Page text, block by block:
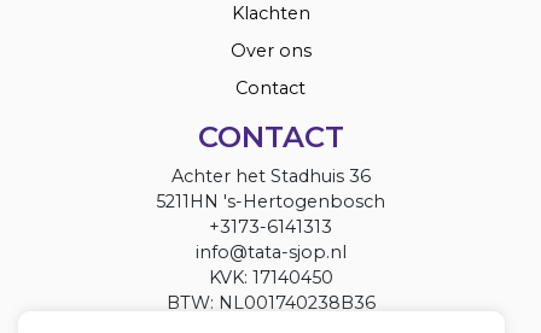
Klachten
Over ons
Contact
CONTACT
Achter het Stadhuis 36
5211HN 's-Hertogenbosch
+3173-6141313
info@tata-sjop.nl
KVK: 17140450
BTW: NL001740238B36